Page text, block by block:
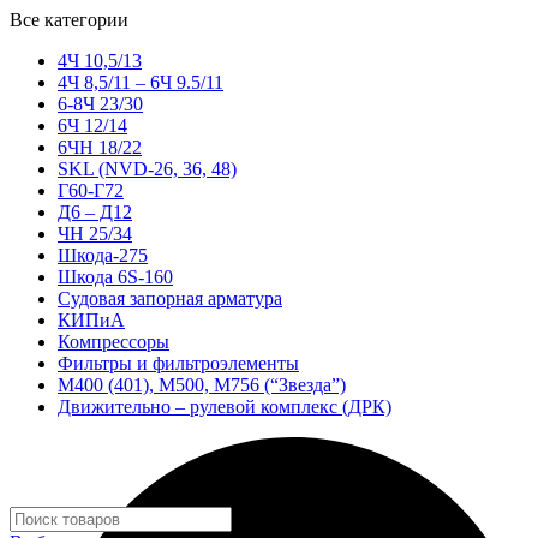
Все категории
4Ч 10,5/13
4Ч 8,5/11 – 6Ч 9.5/11
6-8Ч 23/30
6Ч 12/14
6ЧН 18/22
SKL (NVD-26, 36, 48)
Г60-Г72
Д6 – Д12
ЧН 25/34
Шкода-275
Шкода 6S-160
Судовая запорная арматура
КИПиА
Компрессоры
Фильтры и фильтроэлементы
М400 (401), М500, М756 (“Звезда”)
Движительно – рулевой комплекс (ДРК)